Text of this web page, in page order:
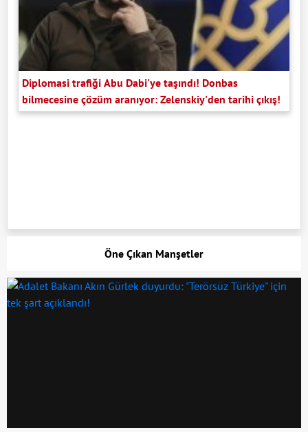
Diplomasi trafiği Abu Dabi'ye taşındı! Donbas
bilmecesine çözüm aranıyor: Zelenskiy'den tarihi çıkış!
Öne Çıkan Manşetler